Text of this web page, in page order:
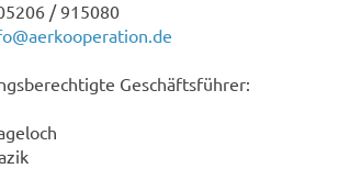
/ 915080
Geschäftsführer: